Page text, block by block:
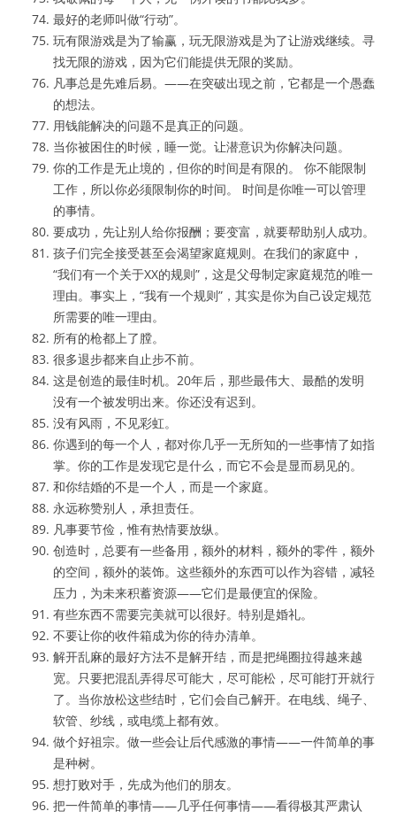
最好的老师叫做“行动”。
玩有限游戏是为了输赢，玩无限游戏是为了让游戏继续。寻
找无限的游戏，因为它们能提供无限的奖励。
凡事总是先难后易。——在突破出现之前，它都是一个愚蠢
的想法。
用钱能解决的问题不是真正的问题。
当你被困住的时候，睡一觉。让潜意识为你解决问题。
你的工作是无止境的，但你的时间是有限的。 你不能限制
工作，所以你必须限制你的时间。 时间是你唯一可以管理
的事情。
要成功，先让别人给你报酬；要变富，就要帮助别人成功。
孩子们完全接受甚至会渴望家庭规则。在我们的家庭中，
“我们有一个关于XX的规则”，这是父母制定家庭规范的唯一
理由。事实上，“我有一个规则”，其实是你为自己设定规范
所需要的唯一理由。
所有的枪都上了膛。
很多退步都来自止步不前。
这是创造的最佳时机。20年后，那些最伟大、最酷的发明
没有一个被发明出来。你还没有迟到。
没有风雨，不见彩虹。
你遇到的每一个人，都对你几乎一无所知的一些事情了如指
掌。你的工作是发现它是什么，而它不会是显而易见的。
和你结婚的不是一个人，而是一个家庭。
永远称赞别人，承担责任。
凡事要节俭，惟有热情要放纵。
创造时，总要有一些备用，额外的材料，额外的零件，额外
的空间，额外的装饰。这些额外的东西可以作为容错，减轻
压力，为未来积蓄资源——它们是最便宜的保险。
有些东西不需要完美就可以很好。特别是婚礼。
不要让你的收件箱成为你的待办清单。
解开乱麻的最好方法不是解开结，而是把绳圈拉得越来越
宽。只要把混乱弄得尽可能大，尽可能松，尽可能打开就行
了。当你放松这些结时，它们会自己解开。在电线、绳子、
软管、纱线，或电缆上都有效。
做个好祖宗。做一些会让后代感激的事情——一件简单的事
是种树。
想打败对手，先成为他们的朋友。
把一件简单的事情——几乎任何事情——看得极其严肃认